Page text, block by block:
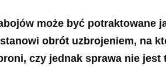
może być
obrót uzbrojeniem, na
czy jednak sprawa nie jest